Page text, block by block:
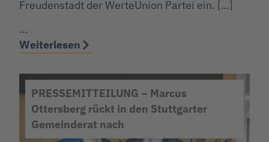
Freudenstadt der WerteUnion Partei ein. […]
...
Weiterlesen
PRESSEMITTEILUNG – Marcus
Ottersberg rückt in den Stuttgarter
Gemeinderat nach